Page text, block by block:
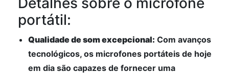
portátil:
Qualidade de som excepcional: Com avanços
tecnológicos, os microfones portáteis de hoje
em dia são capazes de fornecer uma